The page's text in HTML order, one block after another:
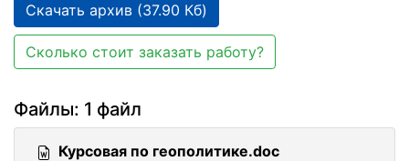
Скачать архив (37.90 Кб)
Сколько стоит заказать работу?
Файлы: 1 файл
Курсовая по геополитике.doc